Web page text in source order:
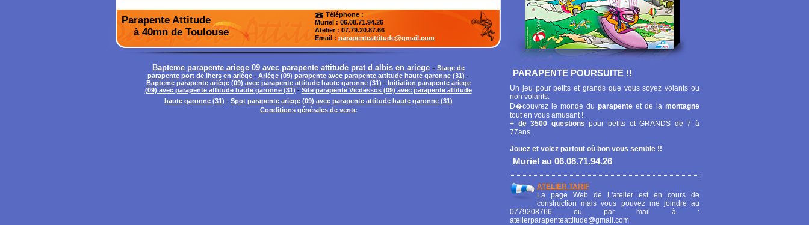
Parapente Attitude
à 40mn de Toulouse
Téléphone :
Muriel : 06.08.71.94.26
Atelier: 07.79.20.87.66
Email : parapenteattitude@gmail.com
Bapteme parapente ariege 09 avec parapente attitude prat d albis en ariege- Stage de
parapente port de lhers en ariége - Ariége (09) parapente avec parapente attitude haute garonne (31) -
Bapteme parapente ariége (09) avec parapente attitude haute garonne (31) - Initiation parapente ariege
(09) avec parapente attitude haute garonne (31) - Site parapente Vicdessos (09) avec parapente attitude
haute garonne (31) - Spot parapente ariege (09) avec parapente attitude haute garonne (31)
Conditions générales de vente
PARAPENTE POURSUITE !!
Un jeu pour petits et grands que vous soyez volants ou
non volants.
D�couvrez le monde du parapente et de la montagne
tout en vous amusant !.
+ de 3500 questions pour petits et GRANDS de 7 à
77ans.
Jouez et volez partout où bon vous semble !!
Muriel au 06.08.71.94.26
ATELIER TARIF
La page Web de L'atelier est en cours de
construction mais vous pouvez me joindre au
0779208766 ou par mail à :
atelierparapenteattitude@gmail.com